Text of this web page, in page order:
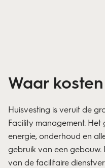
Waar
Huisvesting is veruit de
Facility management.
energie, onderhoud en
gebruik van een
van de facilitaire